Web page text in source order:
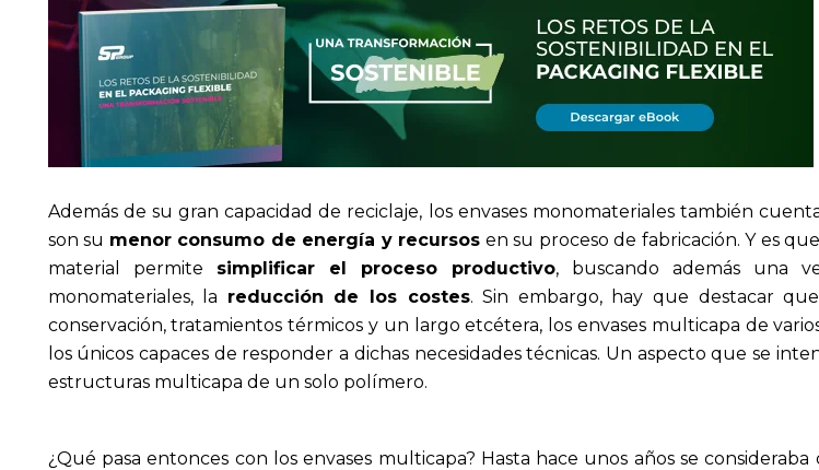
Además de su gran capacidad de reciclaje, los envases monomateriales también
son su menor consumo de energía y recursos en su proceso de fabricación. Y es
material permite simplificar el proceso productivo, buscando además una
monomateriales, la reducción de los costes. Sin embargo, hay que destacar
conservación, tratamientos térmicos y un largo etcétera, los envases multicapa de
los únicos capaces de responder a dichas necesidades técnicas. Un aspecto que se
estructuras multicapa de un solo polímero.
¿Qué pasa entonces con los envases multicapa? Hasta hace unos años se